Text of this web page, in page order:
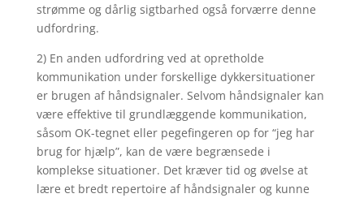
strømme og dårlig sigtbarhed også forværre denne
udfordring.
2) En anden udfordring ved at opretholde
kommunikation under forskellige dykkersituationer
er brugen af ​​håndsignaler. Selvom håndsignaler kan
være effektive til grundlæggende kommunikation,
såsom OK-tegnet eller pegefingeren op for “jeg har
brug for hjælp”, kan de være begrænsede i
komplekse situationer. Det kræver tid og øvelse at
lære et bredt repertoire af håndsignaler og kunne